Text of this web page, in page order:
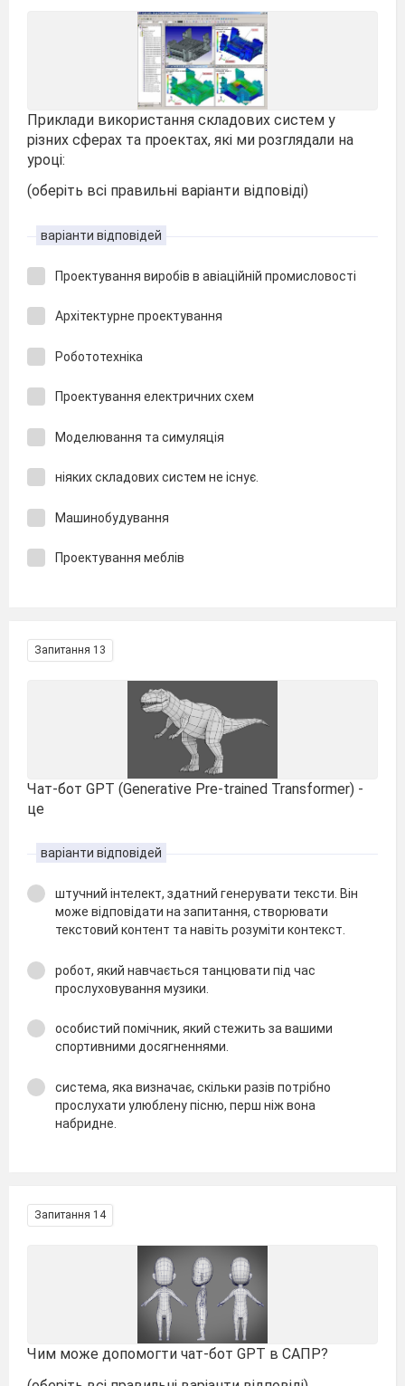
Приклади використання складових систем у
різних сферах та проектах, які ми розглядали на
уроці:
(оберіть всі правильні варіанти відповіді)
варіанти відповідей
Проектування виробів в авіаційній промисловості
Архітектурне проектування
Робототехніка
Проектування електричних схем
Моделювання та симуляція
ніяких складових систем не існує.
Машинобудування
Проектування меблів
Запитання 13
Чат-бот GPT (Generative Pre-trained Transformer) -
це
варіанти відповідей
штучний інтелект, здатний генерувати тексти. Він
може відповідати на запитання, створювати
текстовий контент та навіть розуміти контекст.
робот, який навчається танцювати під час
прослуховування музики.
особистий помічник, який стежить за вашими
спортивними досягненнями.
система, яка визначає, скільки разів потрібно
прослухати улюблену пісню, перш ніж вона
набридне.
Запитання 14
Чим може допомогти чат-бот GPT в САПР?